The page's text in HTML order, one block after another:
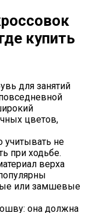
купить
для занятий
цветов,
не
при ходьбе.
верха
или замшевые
она должна